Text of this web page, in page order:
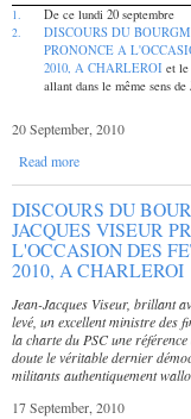
1. De ce lundi 20 septembre
2.
DISCOURS DU
PRONONCE A
2010, A CHARLEROI et le
allant dans le même sens
20 September, 2010
Read more
DISCOURS DU
JACQUES VISEUR
L'OCCASION DES
2010, A CHARLEROI
Jean-Jacques Viseur, brillant
levé, un excellent ministre des
la charte du PSC une
doute le véritable dernier
militants authentiquement
17 September, 2010